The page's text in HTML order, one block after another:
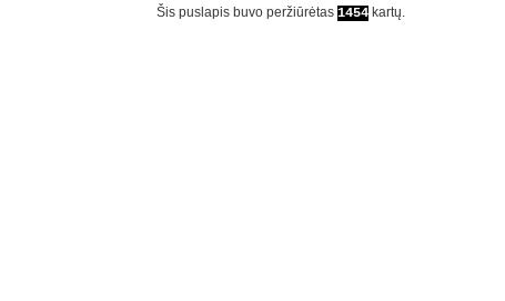
Šis puslapis buvo peržiūrėtas 1454 kartų.